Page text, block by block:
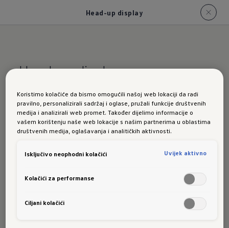
Head-up display
Head-up display
Jedan pogled.
Sve važne
informacije.
Koristimo kolačiće da bismo omogućili našoj web lokaciji da radi
pravilno, personalizirali sadržaj i oglase, pružali funkcije društvenih
medija i analizirali web promet. Također dijelimo informacije o
vašem korištenju naše web lokacije s našim partnerima u oblastima
društvenih medija, oglašavanja i analitičkih aktivnosti.
Isključivo neophodni kolačići Uvijek aktivno
Kolačići za performanse
Ciljani kolačići